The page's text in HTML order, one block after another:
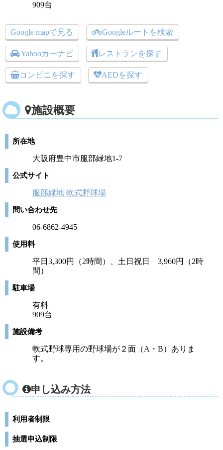
909台
Google mapで見る Googleルートを検索
Yahooカーナビ レストランを探す
コンビニを探す AEDを探す
施設概要
所在地
大阪府豊中市服部緑地1-7
公式サイト
服部緑地 軟式野球場
問い合わせ先
06-6862-4945
使用料
平日3,300円（2時間）、土日祝日 3,960円（2時
間）
駐車場
有料
909台
施設備考
軟式野球専用の野球場が２面（A・B）ありま
す。
申し込み方法
利用者制限
抽選申込制限